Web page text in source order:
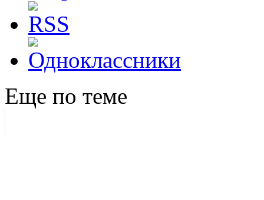
Еще по теме